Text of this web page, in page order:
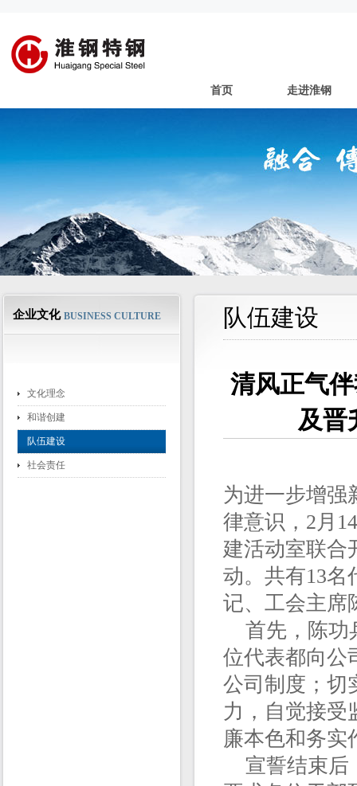
首页 走进淮钢
企业文化 BUSINESS CULTURE
文化理念
和谐创建
队伍建设
社会责任
队伍建设
清风正气
及晋
为进一步增强
律意识，2月
建活动室联合
动。共有13名
记、工会主席
首先，陈功
位代表都向公
公司制度；切
力，自觉接受
廉本色和务实
宣誓结束后